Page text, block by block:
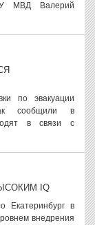
ГУ МВД Валерий
по эвакуации
сообщили в
в связи с
IQ
Екатеринбург в
внедрения